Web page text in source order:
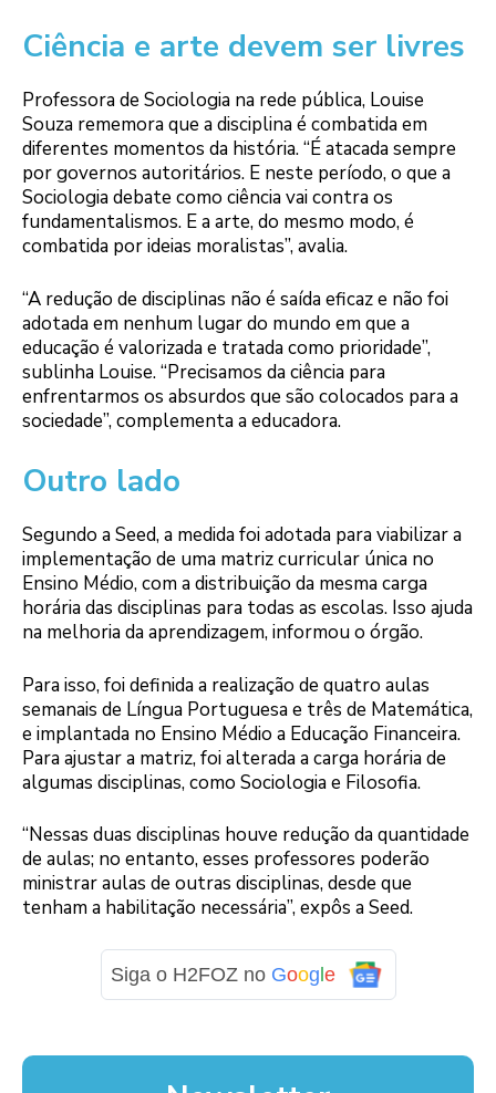
Ciência e arte devem ser livres
Professora de Sociologia na rede pública, Louise
Souza rememora que a disciplina é combatida em
diferentes momentos da história. “É atacada sempre
por governos autoritários. E neste período, o que a
Sociologia debate como ciência vai contra os
fundamentalismos. E a arte, do mesmo modo, é
combatida por ideias moralistas”, avalia.
“A redução de disciplinas não é saída eficaz e não foi
adotada em nenhum lugar do mundo em que a
educação é valorizada e tratada como prioridade”,
sublinha Louise. “Precisamos da ciência para
enfrentarmos os absurdos que são colocados para a
sociedade”, complementa a educadora.
Outro lado
Segundo a Seed, a medida foi adotada para viabilizar a
implementação de uma matriz curricular única no
Ensino Médio, com a distribuição da mesma carga
horária das disciplinas para todas as escolas. Isso ajuda
na melhoria da aprendizagem, informou o órgão.
Para isso, foi definida a realização de quatro aulas
semanais de Língua Portuguesa e três de Matemática,
e implantada no Ensino Médio a Educação Financeira.
Para ajustar a matriz, foi alterada a carga horária de
algumas disciplinas, como Sociologia e Filosofia.
“Nessas duas disciplinas houve redução da quantidade
de aulas; no entanto, esses professores poderão
ministrar aulas de outras disciplinas, desde que
tenham a habilitação necessária”, expôs a Seed.
Siga o H2FOZ no Google